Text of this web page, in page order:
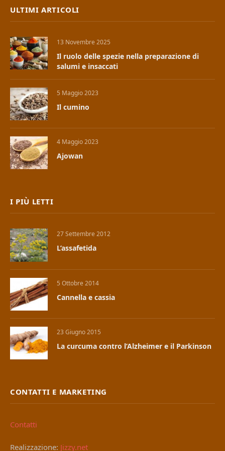
ULTIMI ARTICOLI
13 Novembre 2025
Il ruolo delle spezie nella preparazione di
salumi e insaccati
5 Maggio 2023
Il cumino
4 Maggio 2023
Ajowan
I PIÙ LETTI
27 Settembre 2012
L’assafetida
5 Ottobre 2014
Cannella e cassia
23 Giugno 2015
La curcuma contro l’Alzheimer e il Parkinson
CONTATTI E MARKETING
Contatti
Realizzazione: Jizzy.net